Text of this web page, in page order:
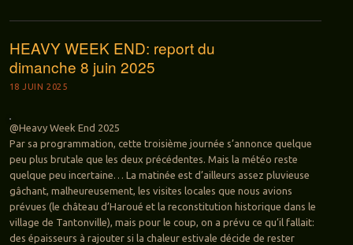
HEAVY WEEK END: report du
dimanche 8 juin 2025
18 JUIN 2025
@Heavy Week End 2025
Par sa programmation, cette troisième journée s’annonce quelque
peu plus brutale que les deux précédentes. Mais la météo reste
quelque peu incertaine… La matinée est d’ailleurs assez pluvieuse
gâchant, malheureusement, les visites locales que nous avions
prévues (le château d’Haroué et la reconstitution historique dans le
village de Tantonville), mais pour le coup, on a prévu ce qu’il fallait:
des épaisseurs à rajouter si la chaleur estivale décide de rester